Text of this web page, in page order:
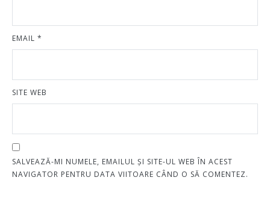
EMAIL *
SITE WEB
SALVEAZĂ-MI NUMELE, EMAILUL ȘI SITE-UL WEB ÎN ACEST
NAVIGATOR PENTRU DATA VIITOARE CÂND O SĂ COMENTEZ.